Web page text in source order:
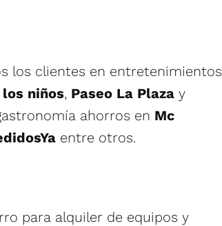
los clientes en entretenimientos
niños, Paseo La Plaza y
ahorros en Mc
entre otros.
para alquiler de equipos y